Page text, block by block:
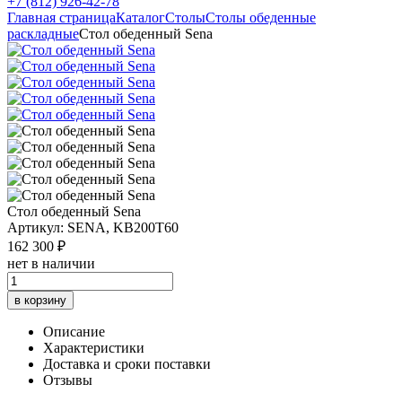
Главная страницаКаталогСтолыСтолы обеденные
раскладныеСтол обеденный Sena
Стол обеденный Sena
Артикул: SENA, KB200T60
162 300 ₽
нет в наличии
в корзину
Описание
Характеристики
Доставка и сроки поставки
Отзывы